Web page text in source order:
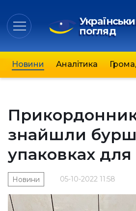
погляд
Новини Аналітика
знайшли
упаковках для
05-10-2022 11:58
Новини